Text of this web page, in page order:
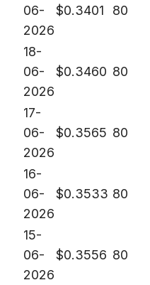
06-
2026
$0.3401 80
18-
06-
2026
$0.3460 80
17-
06-
2026
$0.3565 80
16-
06-
2026
$0.3533 80
15-
06-
2026
$0.3556 80